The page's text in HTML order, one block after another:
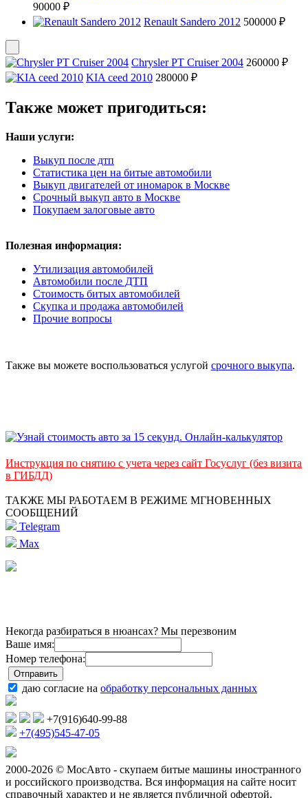
90000 ₽
Renault Sandero 2012 500000 ₽
Chrysler PT Cruiser 2004 260000 ₽
KIA ceed 2010 280000 ₽
Также может пригодиться:
Наши услуги:
Выкуп после дтп
Статистика цен на битые автомобили
Выкуп двигателей от иномарок в Москве
Срочный выкуп авто в Москве
Покупаем залоговые авто
Полезная информация:
Утилизация автомобилей
Автомобили после ДТП
Стоимость битых автомобилей
Скупка и продажа автомобилей
Прочие вопросы
Также вы можете воспользоваться услугой срочного выкупа.
Инструкция по снятию с учета через сайт Госуслуг (без визита
в ГИБДД)
ТАКЖЕ МЫ РАБОТАЕМ В РЕЖИМЕ МГНОВЕННЫХ
СООБЩЕНИЙ
Telegram
Max
Некогда разбираться в нюансах? Мы перезвоним
Ваше имя:
Номер телефона:
даю согласие на обработку персональных данных
+7(916)640-99-88
+7(495)545-47-05
2000-2026 © МосАвто - скупаем битые машины иностранного
и российского производства. Вся информация на сайте носит
справочный характер и не является публичной офертой.